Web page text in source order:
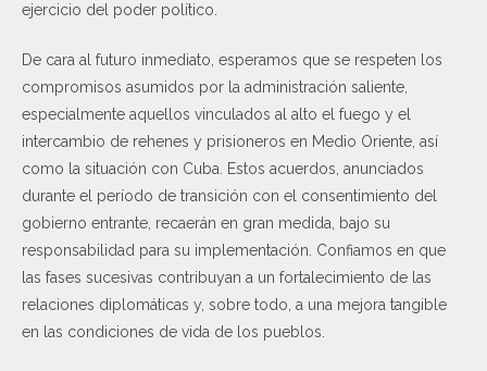
ejercicio del poder político.
De cara al futuro inmediato, esperamos que se respeten los
compromisos asumidos por la administración saliente,
especialmente aquellos vinculados al alto el fuego y el
intercambio de rehenes y prisioneros en Medio Oriente, así
como la situación con Cuba. Estos acuerdos, anunciados
durante el período de transición con el consentimiento del
gobierno entrante, recaerán en gran medida, bajo su
responsabilidad para su implementación. Confiamos en que
las fases sucesivas contribuyan a un fortalecimiento de las
relaciones diplomáticas y, sobre todo, a una mejora tangible
en las condiciones de vida de los pueblos.